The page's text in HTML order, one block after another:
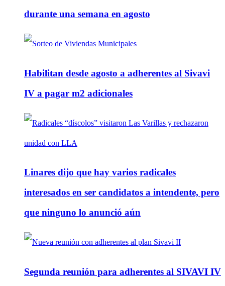
durante una semana en agosto
Habilitan desde agosto a adherentes al Sivavi
IV a pagar m2 adicionales
Linares dijo que hay varios radicales
interesados en ser candidatos a intendente, pero
que ninguno lo anunció aún
Segunda reunión para adherentes al SIVAVI IV